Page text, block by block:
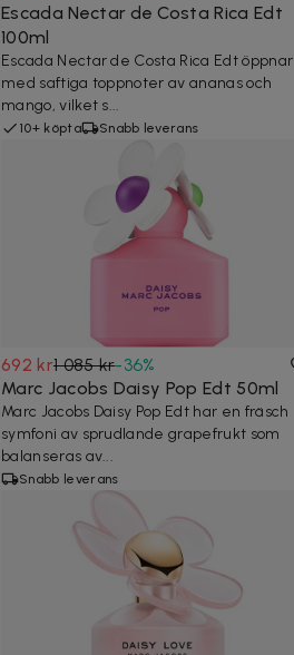
Escada Nectar de Costa Rica Edt
100ml
Escada Nectar de Costa Rica Edt öppnar
med saftiga toppnoter av ananas och
mango, vilket s...
10+ köpta Snabb leverans
692 kr1 085 kr-36%
Marc Jacobs Daisy Pop Edt 50ml
Marc Jacobs Daisy Pop Edt har en fräsch
symfoni av sprudlande grapefrukt som
balanseras av...
Snabb leverans